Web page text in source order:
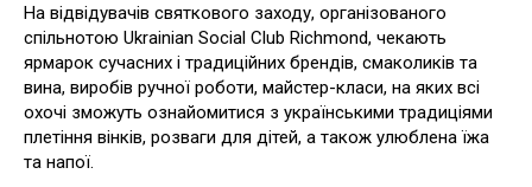
На відвідувачів святкового заходу, організованого
спільнотою Ukrainian Social Club Richmond, чекають
ярмарок сучасних і традиційних брендів, смаколиків та
вина, виробів ручної роботи, майстер-класи, на яких всі
охочі зможуть ознайомитися з українськими традиціями
плетіння вінків, розваги для дітей, а також улюблена їжа
та напої.